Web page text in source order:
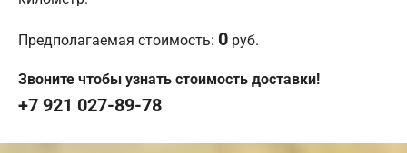
Предполагаемая стоимость: 0 руб.
Звоните чтобы узнать стоимость доставки!
+7 921 027-89-78